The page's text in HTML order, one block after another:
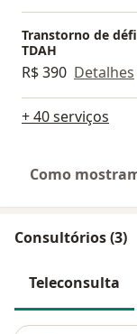
Transtorno de
TDAH
R$ 390 Detalhes
+ 40 serviços
Como
Consultórios (3)
Teleconsulta